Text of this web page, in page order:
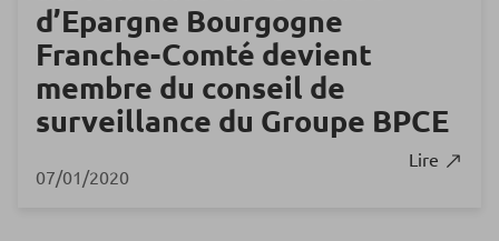
d’Epargne Bourgogne
Franche-Comté devient
membre du conseil de
surveillance du Groupe BPCE
07/01/2020
Lire